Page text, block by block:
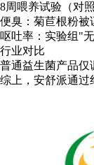
8周喂养试验（对
便臭：菊苣根粉被
呕吐率：实验组"
行业对比
普通益生菌产品仅
综上，安舒派通过